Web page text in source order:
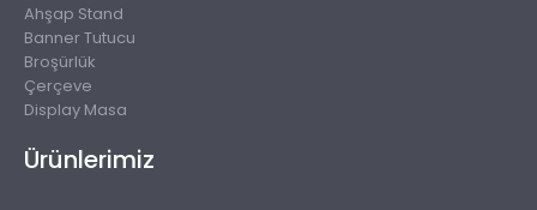
Ahşap Stand
Banner Tutucu
Broşürlük
Çerçeve
Display Masa
Ürünlerimiz